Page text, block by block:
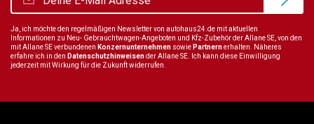
Ja, ich möchte den regelmäßigen Newsletter von autohaus24.de mit aktuellen
Informationen zu Neu- Gebrauchtwagen-Angeboten und Kfz-Zubehör der Allane SE, von den
mit Allane SE verbundenen Konzernunternehmen sowie Partnernerhalten. Näheres
erfahre ich in den Datenschutzhinweisender Allane SE. Ich kann diese Einwilligung
jederzeit mit Wirkung für die Zukunft widerrufen.